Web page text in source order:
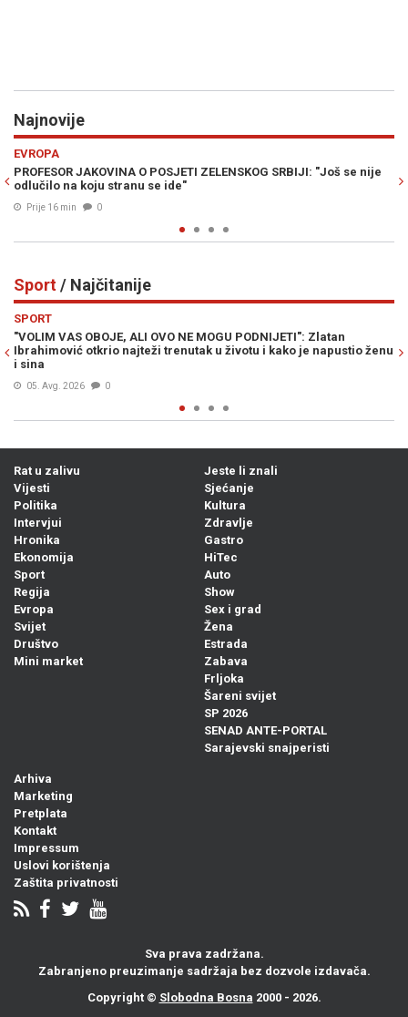
Najnovije
se nije
SULJAGIĆ ZAHVALIO AMERIČKIM SENATORIMA: "Kao
genocida znam šta znači kada neko odbije okrenuti
Prije 33 min
Sport/ Najčitanije
ženu
GORI U FIFA-i: Stigao hitan demantij iz sjedišta
medijski navodi proglašeni izmišljotinom
Rat u zalivu
Vijesti
Politika
Intervjui
Hronika
Ekonomija
Sport
Regija
Evropa
Svijet
Društvo
Mini market
Jeste li znali
Sjećanje
Kultura
Zdravlje
Gastro
HiTec
Auto
Show
Sex i grad
Žena
Estrada
Zabava
Frljoka
Šareni svijet
SP 2026
SENAD ANTE-PORTAL
Sarajevski snajperisti
Arhiva
Marketing
Pretplata
Kontakt
Impressum
Uslovi korištenja
Zaštita privatnosti
Sva prava zadržana.
Zabranjeno preuzimanje sadržaja bez dozvole izdavača.
Copyright © Slobodna Bosna 2000 - 2026.